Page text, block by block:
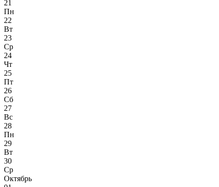
21
Пн
22
Вт
23
Ср
24
Чт
25
Пт
26
Сб
27
Вс
28
Пн
29
Вт
30
Ср
Октябрь